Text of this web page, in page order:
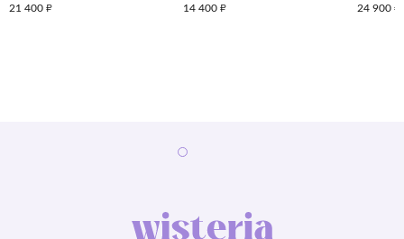
21 400 ₽ 14 400 ₽ 24 900 ₽